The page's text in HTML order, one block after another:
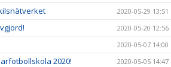
2020-05-29 13:51
2020-05-20 12:56
2020-05-07 14:00
2020! 2020-05-05 14:47